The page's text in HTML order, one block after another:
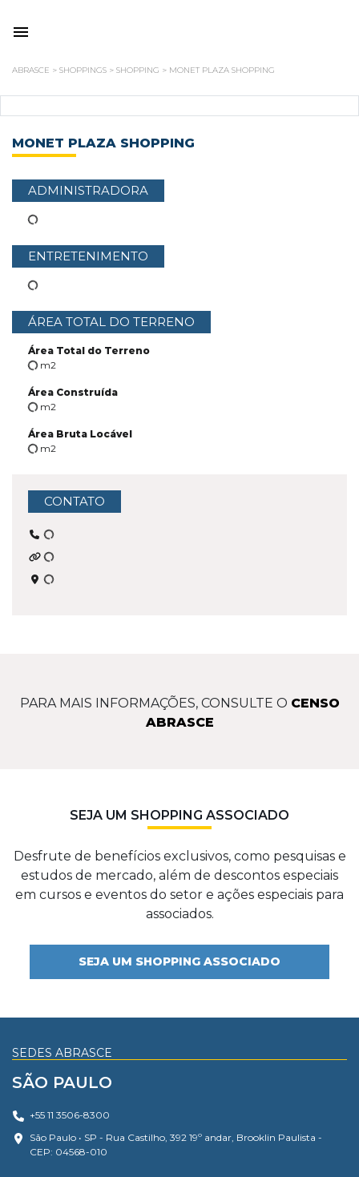
ABRASCE > SHOPPINGS > SHOPPING > MONET PLAZA SHOPPING
MONET PLAZA SHOPPING
ADMINISTRADORA
ENTRETENIMENTO
ÁREA TOTAL DO TERRENO
Área Total do Terreno
m2
Área Construída
m2
Área Bruta Locável
m2
CONTATO
PARA MAIS INFORMAÇÕES, CONSULTE O CENSO
ABRASCE
SEJA UM SHOPPING ASSOCIADO
Desfrute de benefícios exclusivos, como pesquisas e
estudos de mercado, além de descontos especiais
em cursos e eventos do setor e ações especiais para
associados.
SEJA UM SHOPPING ASSOCIADO
SEDES ABRASCE
SÃO PAULO
+55 11 3506-8300
São Paulo • SP - Rua Castilho, 392 19º andar, Brooklin Paulista -
CEP: 04568-010